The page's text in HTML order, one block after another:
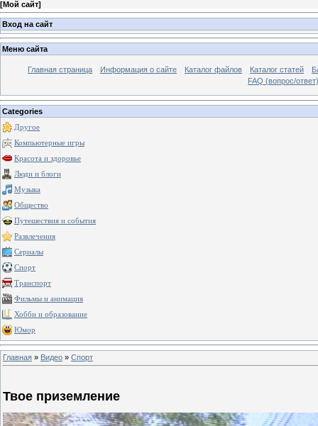
[Мой сайт]
Вход на сайт
Меню сайта
Главная страница Информация о сайте Каталог файлов Каталог статей
FAQ (вопрос/ответ)
Categories
Другое
Компьютерные игры
Красота и здоровье
Люди и блоги
Музыка
Общество
Путешествия и события
Развлечения
Сериалы
Спорт
Транспорт
Фильмы и анимация
Хобби и образование
Юмор
Главная » Видео » Спорт
Твое приземление